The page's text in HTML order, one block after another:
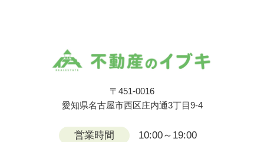
〒451-0016
愛知県名古屋市西区庄内通3丁目9-4
営業時間 10:00～19:00